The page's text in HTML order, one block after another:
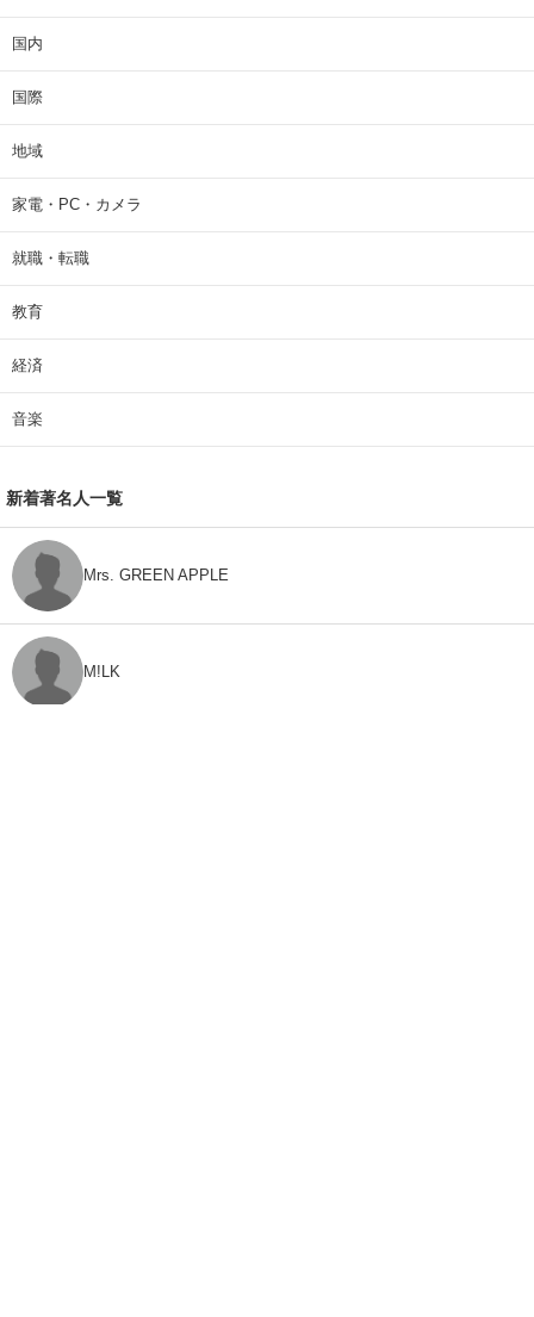
国内
国際
地域
家電・PC・カメラ
就職・転職
教育
経済
音楽
新着著名人一覧
Mrs. GREEN APPLE
M!LK